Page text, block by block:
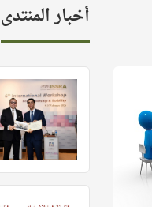
أخبار المنتدى